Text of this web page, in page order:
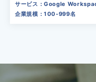
サービス：Google
企業規模：100-999名